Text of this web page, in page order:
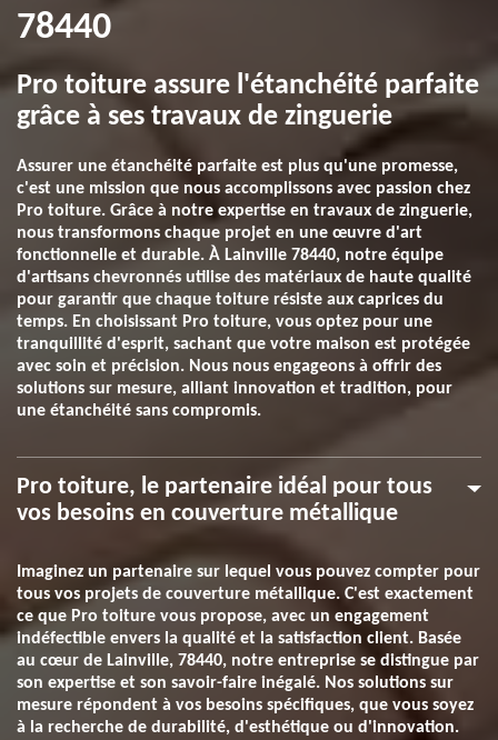
78440
Pro toiture assure l'étanchéité parfaite
grâce à ses travaux de zinguerie
Assurer une étanchéité parfaite est plus qu'une promesse,
c'est une mission que nous accomplissons avec passion chez
Pro toiture. Grâce à notre expertise en travaux de zinguerie,
nous transformons chaque projet en une œuvre d'art
fonctionnelle et durable. À Lainville 78440, notre équipe
d'artisans chevronnés utilise des matériaux de haute qualité
pour garantir que chaque toiture résiste aux caprices du
temps. En choisissant Pro toiture, vous optez pour une
tranquillité d'esprit, sachant que votre maison est protégée
avec soin et précision. Nous nous engageons à offrir des
solutions sur mesure, alliant innovation et tradition, pour
une étanchéité sans compromis.
Pro toiture, le partenaire idéal pour tous
vos besoins en couverture métallique
Imaginez un partenaire sur lequel vous pouvez compter pour
tous vos projets de couverture métallique. C'est exactement
ce que Pro toiture vous propose, avec un engagement
indéfectible envers la qualité et la satisfaction client. Basée
au cœur de Lainville, 78440, notre entreprise se distingue par
son expertise et son savoir-faire inégalé. Nos solutions sur
mesure répondent à vos besoins spécifiques, que vous soyez
à la recherche de durabilité, d'esthétique ou d'innovation.